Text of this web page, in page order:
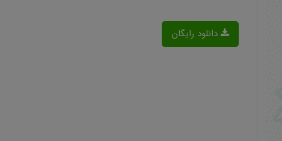
دانلود رایگان